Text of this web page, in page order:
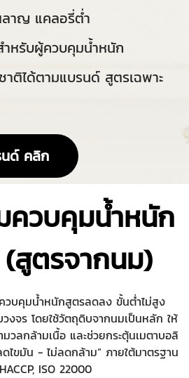
ลาญ แคลอรี่ต่ำ
ำหรับผู้ควบคุมน้ำหนัก
าติได้ตามแบรนด์ สูตรเฉพาะ
นด์ คลิก
ควบคุมน้ำหนัก
สูตรจากนม)
ควบคุมน้ำหนักสูตรลดลง ขั้นต่ำไม่สูง
งจร โดยใช้วัตถุดิบจากนมเป็นหลัก ให้
ลกล้ามเนื้อ และช่วยกระตุ้นเมตาบอลิ
ไขมัน - ไม่ลดกล้าม” ภายใต้มาตรฐาน
ISO 22000